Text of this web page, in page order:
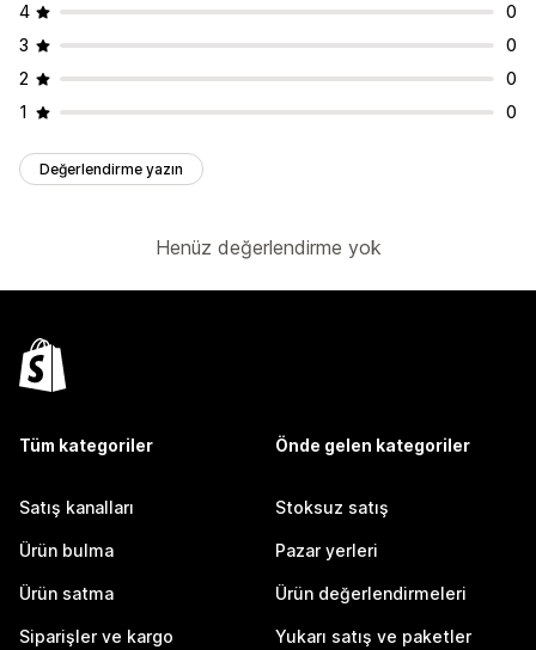
4
0
3
0
2
0
1
0
Değerlendirme yazın
Henüz değerlendirme yok
Tüm kategoriler
Satış kanalları
Ürün bulma
Ürün satma
Siparişler ve kargo
Önde gelen kategoriler
Stoksuz satış
Pazar yerleri
Ürün değerlendirmeleri
Yukarı satış ve paketler